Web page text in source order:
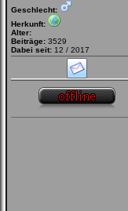
Geschlecht:
Herkunft:
Alter:
Beiträge: 3529
Dabei seit: 12 / 2017